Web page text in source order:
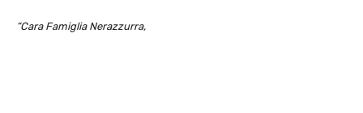
“Cara Famiglia Nerazzurra,